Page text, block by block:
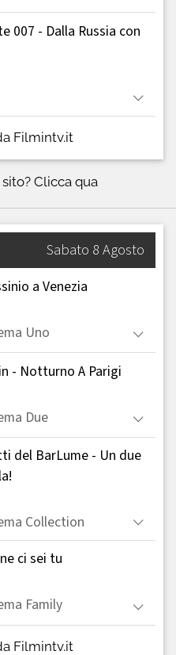
Filmintv.it
Clicca qua
Filmintv.it